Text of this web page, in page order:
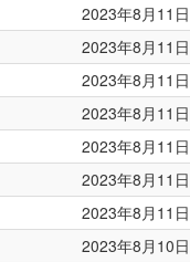
2023年8月11
2023年8月11
2023年8月11
2023年8月11
2023年8月11
2023年8月11
2023年8月11
2023年8月10